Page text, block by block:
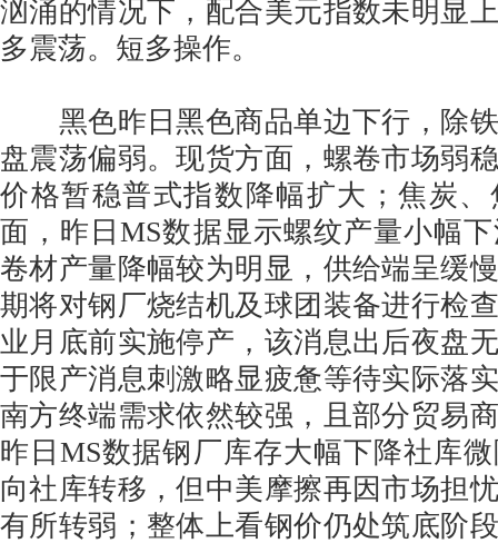
汹涌的情况下，配合美元指数未明显
多震荡。短多操作。
黑色昨日黑色商品单边下行，除铁
盘震荡偏弱。现货方面，螺卷市场弱
价格暂稳普式指数降幅扩大；焦炭
面，昨日MS数据显示螺纹产量小幅
卷材产量降幅较为明显，供给端呈缓
期将对钢厂烧结机及球团装备进行检
业月底前实施停产，该消息出后夜盘
于限产消息刺激略显疲惫等待实际落
南方终端需求依然较强，且部分贸易
昨日MS数据钢厂库存大幅下降社库
向社库转移，但中美摩擦再因市场担
有所转弱；整体上看钢价仍处筑底阶